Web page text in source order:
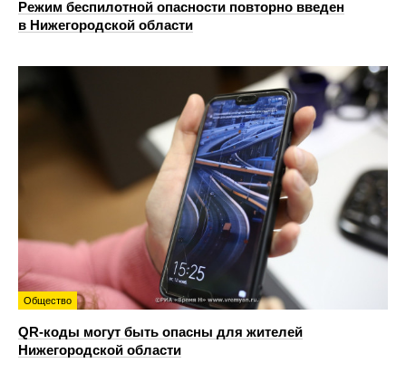
Режим беспилотной опасности повторно введен
в Нижегородской области
Общество
QR-коды могут быть опасны для жителей
Нижегородской области